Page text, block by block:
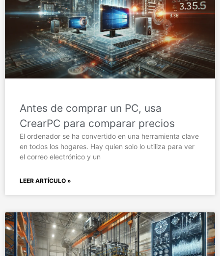
Antes de comprar un PC, usa
CrearPC para comparar precios
El ordenador se ha convertido en una herramienta clave
en todos los hogares. Hay quien solo lo utiliza para ver
el correo electrónico y un
LEER ARTÍCULO »